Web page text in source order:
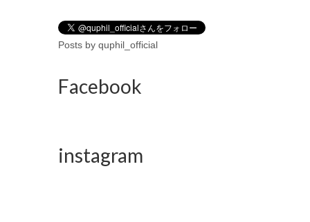
Posts by quphil_official
Facebook
instagram